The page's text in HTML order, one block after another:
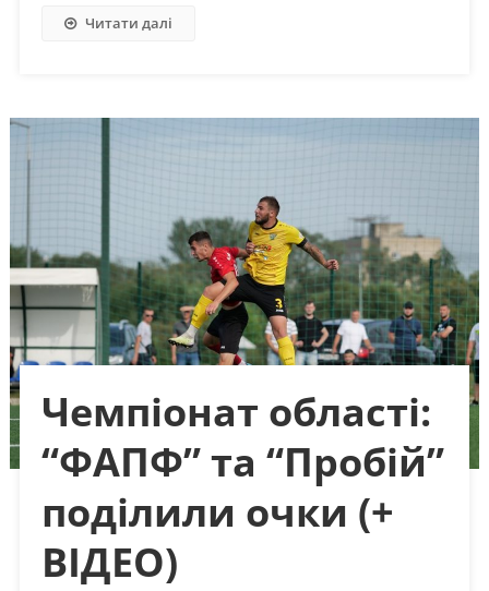
Читати далі
Чемпіонат області:
“ФАПФ” та “Пробій”
поділили очки (+
ВІДЕО)